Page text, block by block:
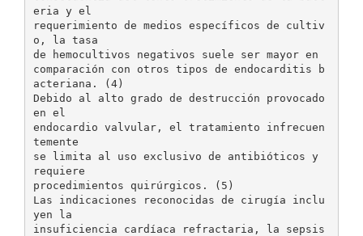
eria y el
requerimiento de medios específicos de cultiv
o, la tasa
de hemocultivos negativos suele ser mayor en
comparación con otros tipos de endocarditis b
acteriana. (4)
Debido al alto grado de destrucción provocado
en el
endocardio valvular, el tratamiento infrecuen
temente
se limita al uso exclusivo de antibióticos y
requiere
procedimientos quirúrgicos. (5)
Las indicaciones reconocidas de cirugía inclu
yen la
insuficiencia cardíaca refractaria, la sepsis